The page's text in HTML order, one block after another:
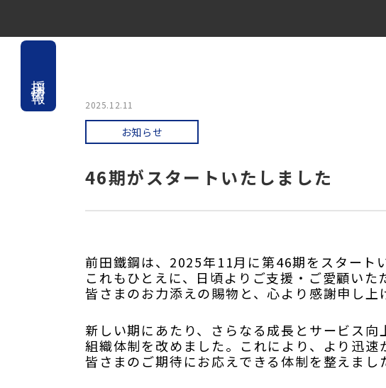
2025.12.11
お知らせ
46期がスタートいたしました
前田鐵鋼は、2025年11月に第46期をスタート
これもひとえに、日頃よりご支援・ご愛顧いた
皆さまのお力添えの賜物と、心より感謝申し上
新しい期にあたり、さらなる成長とサービス向
組織体制を改めました。これにより、より迅速
皆さまのご期待にお応えできる体制を整えまし